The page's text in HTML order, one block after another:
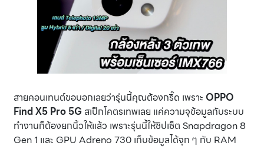
สายคอนเทนต์ขอบอกเลยว่ารุ่นนี้คุณต้องกริ๊ด เพราะ OPPO
Find X5 Pro 5G สเป็กโคตรเทพเลย แค่ความจุข้อมูลกับระบบ
ทำงานก็ต้องยกนิ้วให้แล้ว เพราะรุ่นนี้ให้ชิปเซ็ต Snapdragon 8
Gen 1 และ GPU Adreno 730 เก็บข้อมูลได้จุก ๆ กับ RAM